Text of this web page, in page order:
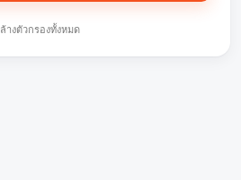
ล้างตัวกรองทั้งหมด